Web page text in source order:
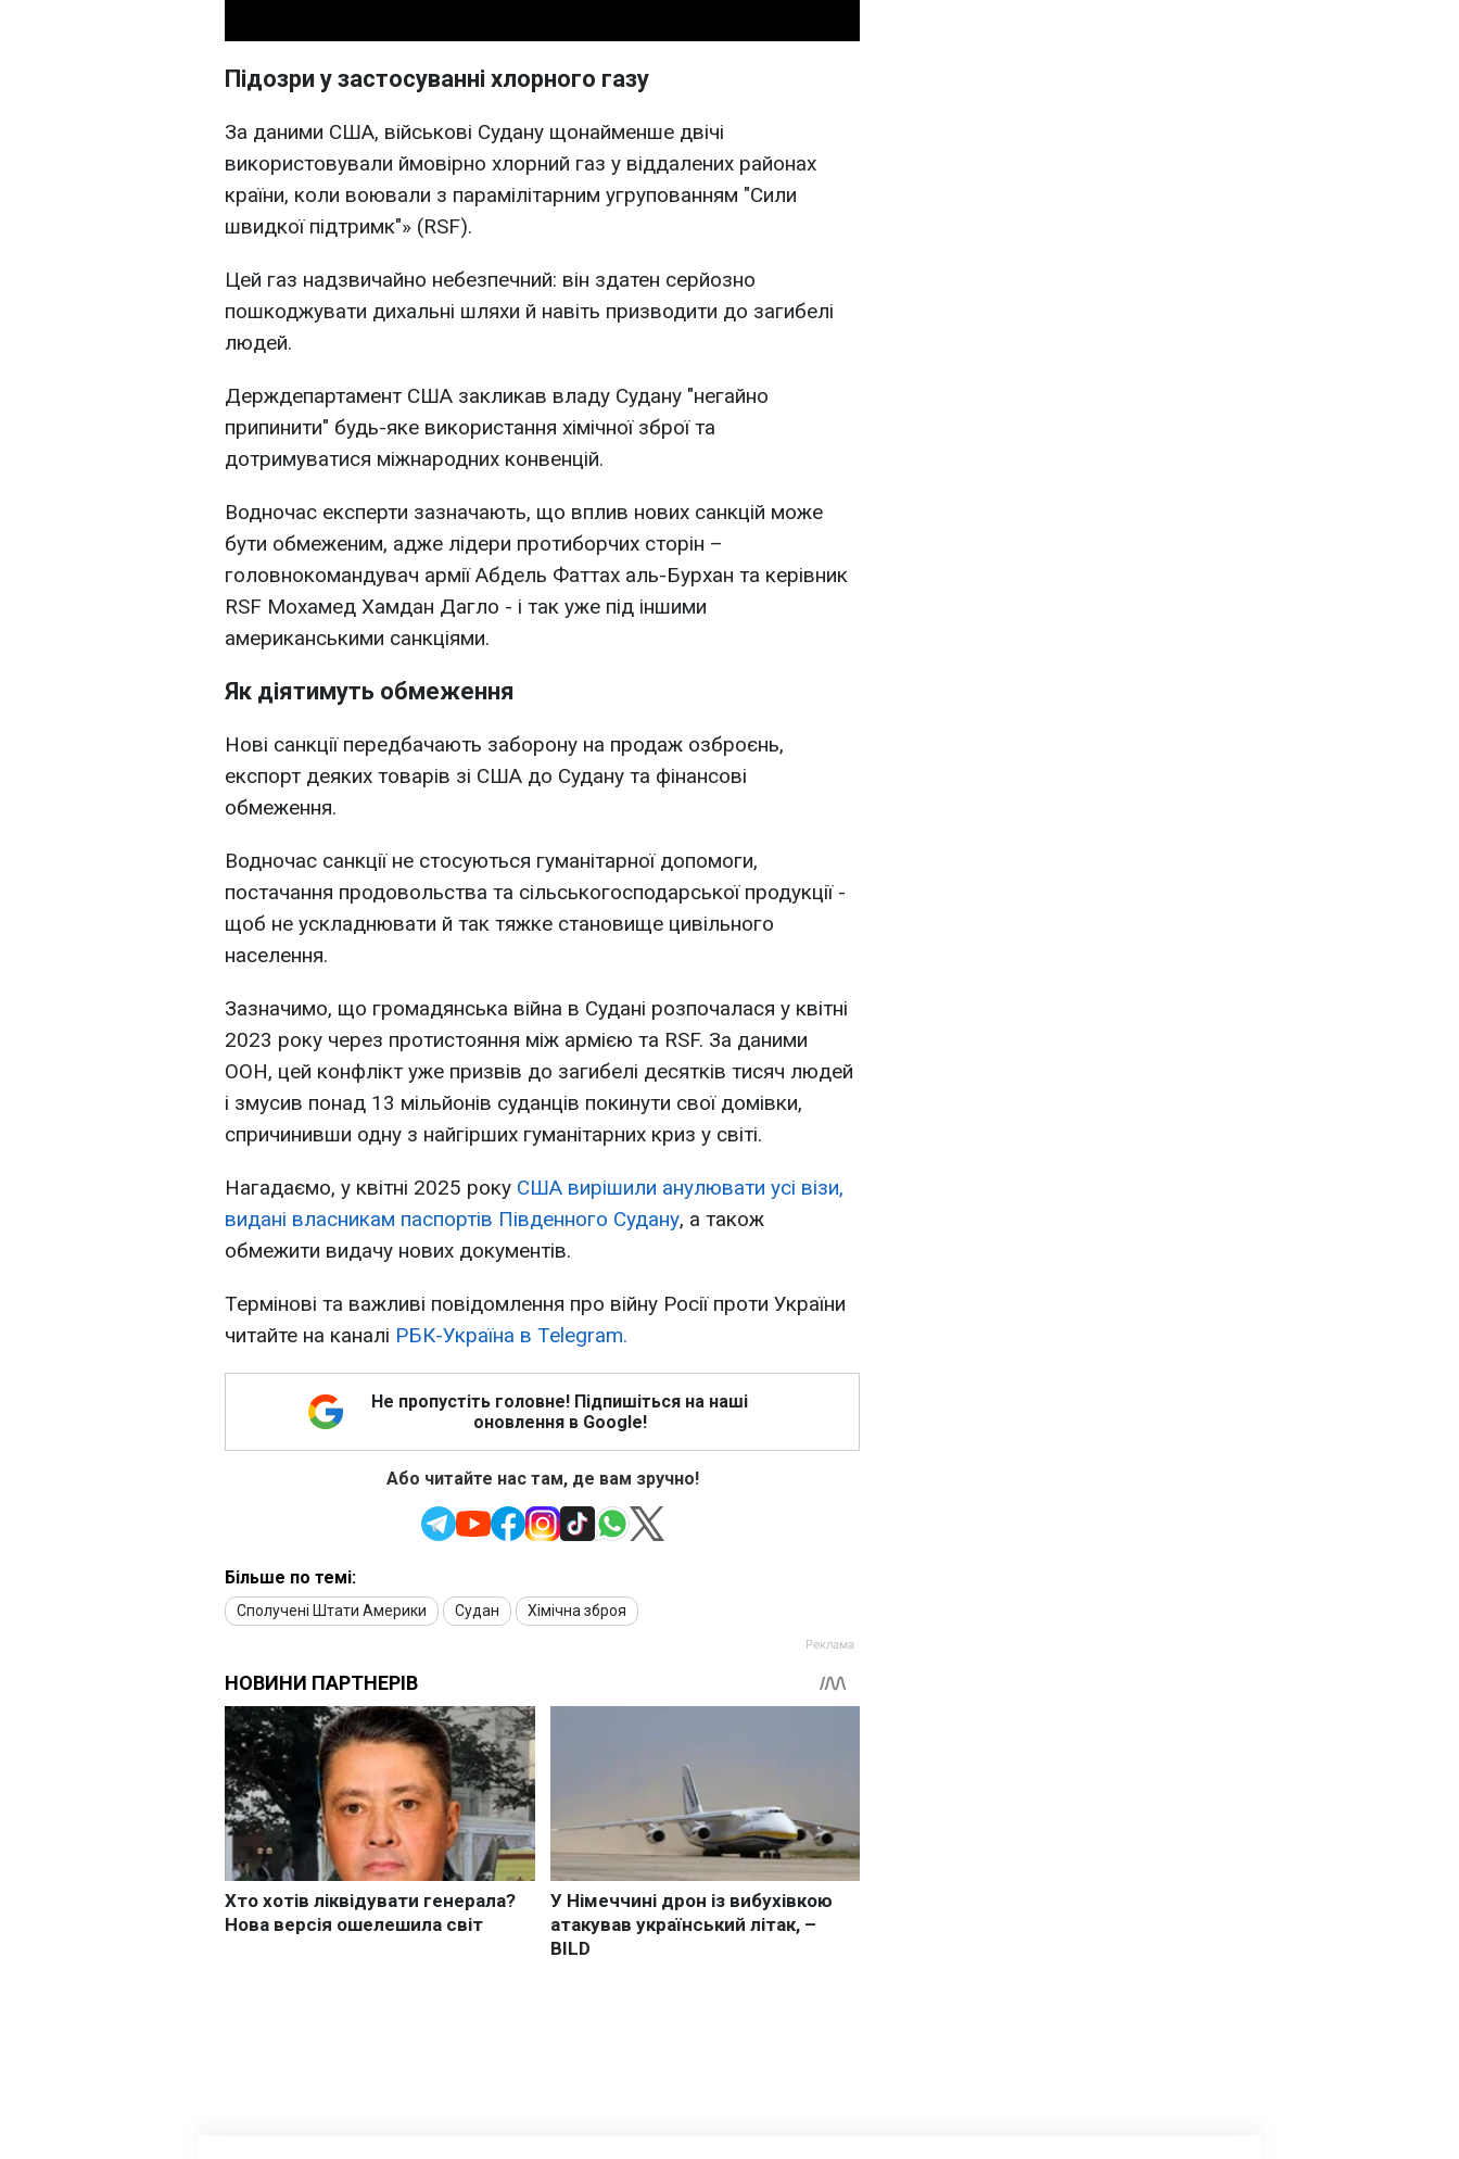
Підозри у застосуванні хлорного газу
За даними США, військові Судану щонайменше двічі
використовували ймовірно хлорний газ у віддалених районах
країни, коли воювали з парамілітарним угрупованням "Сили
швидкої підтримк"» (RSF).
Цей газ надзвичайно небезпечний: він здатен серйозно
пошкоджувати дихальні шляхи й навіть призводити до загибелі
людей.
Держдепартамент США закликав владу Судану "негайно
припинити" будь-яке використання хімічної зброї та
дотримуватися міжнародних конвенцій.
Водночас експерти зазначають, що вплив нових санкцій може
бути обмеженим, адже лідери протиборчих сторін –
головнокомандувач армії Абдель Фаттах аль-Бурхан та керівник
RSF Мохамед Хамдан Дагло - і так уже під іншими
американськими санкціями.
Як діятимуть обмеження
Нові санкції передбачають заборону на продаж озброєнь,
експорт деяких товарів зі США до Судану та фінансові
обмеження.
Водночас санкції не стосуються гуманітарної допомоги,
постачання продовольства та сільськогосподарської продукції -
щоб не ускладнювати й так тяжке становище цивільного
населення.
Зазначимо, що громадянська війна в Судані розпочалася у квітні
2023 року через протистояння між армією та RSF. За даними
ООН, цей конфлікт уже призвів до загибелі десятків тисяч людей
і змусив понад 13 мільйонів суданців покинути свої домівки,
спричинивши одну з найгірших гуманітарних криз у світі.
Нагадаємо, у квітні 2025 року США вирішили анулювати усі візи,
видані власникам паспортів Південного Судану, а також
обмежити видачу нових документів.
Термінові та важливі повідомлення про війну Росії проти України
читайте на каналі РБК-Україна в Telegram.
Не пропустіть головне! Підпишіться на наші
оновлення в Google!
Або читайте нас там, де вам зручно!
Більше по темі:
Сполучені Штати Америки Судан Хімічна зброя